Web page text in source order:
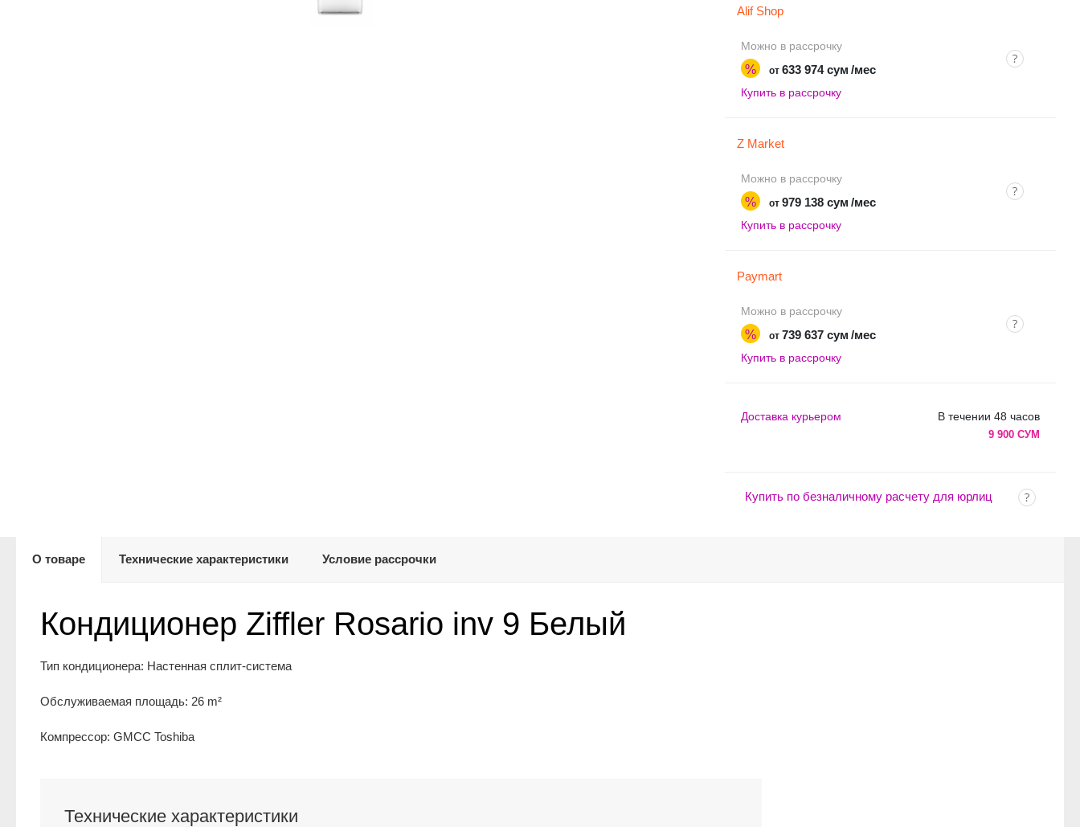
Alif Shop
Можно в рассрочку
% от 633 974 сум /мес
Купить в рассрочку
Z Market
Можно в рассрочку
% от 979 138 сум /мес
Купить в рассрочку
Paymart
Можно в рассрочку
% от 739 637 сум /мес
Купить в рассрочку
Доставка курьером В течении 48 часов
9 900 СУМ
Купить по безналичному расчету для юрлиц
О товаре Технические характеристики Условие рассрочки
Кондиционер Ziffler Rosario inv 9 Белый
Тип кондиционера: Настенная сплит-система
Обслуживаемая площадь: 26 m²
Компрессор: GMCC Toshiba
Технические характеристики